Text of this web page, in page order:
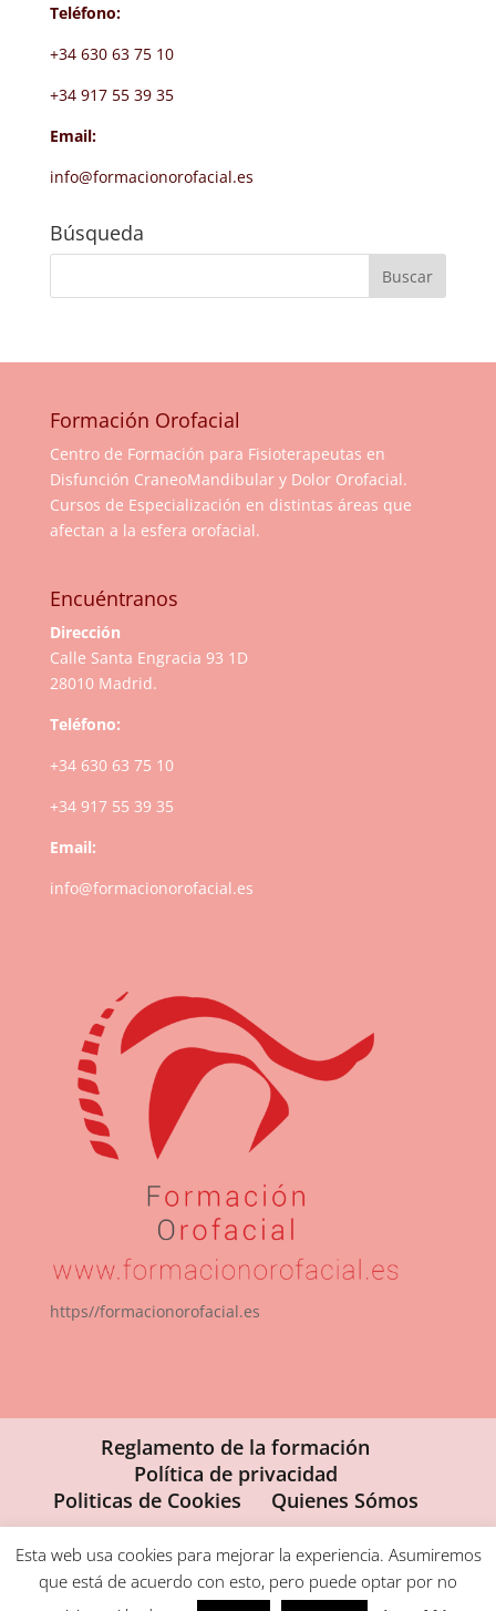
Teléfono:
+34 630 63 75 10
+34 917 55 39 35
Email:
info@formacionorofacial.es
Búsqueda
Formación Orofacial
Centro de Formación para Fisioterapeutas en
Disfunción CraneoMandibular y Dolor Orofacial.
Cursos de Especialización en distintas áreas que
afectan a la esfera orofacial.
Encuéntranos
Dirección
Calle Santa Engracia 93 1D
28010 Madrid.
Teléfono:
+34 630 63 75 10
+34 917 55 39 35
Email:
info@formacionorofacial.es
https//formacionorofacial.es
Reglamento de la formación
Política de privacidad
Politicas de Cookies
Quienes Sómos
Formacion Orofacial ® 2025 (Fisdent 2022 S.L.
Esta web usa cookies para mejorar la experiencia. Asumiremos
que está de acuerdo con esto, pero puede optar por no